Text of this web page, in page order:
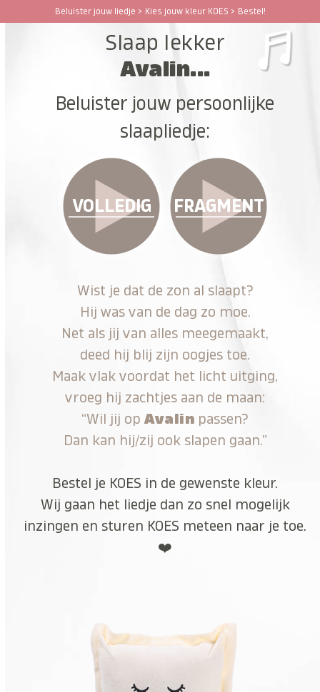
Beluister jouw liedje > Kies jouw kleur KOES > Bestel!
Open
Close
Slaap lekker
Avalin...
Beluister jouw persoonlijke
slaapliedje:
VOLLEDIG FRAGMENT
Wist je dat de zon al slaapt?
Hij was van de dag zo moe.
Net als jij van alles meegemaakt,
deed hij blij zijn oogjes toe.
Maak vlak voordat het licht uitging,
vroeg hij zachtjes aan de maan:
“Wil jij opAvalin passen?
Dan kan hij/zij ook slapen gaan.”
Bestel je KOES in de gewenste kleur.
Wij gaan het liedje dan zo snel mogelijk
inzingen en sturen KOES meteen naar je toe.
❤️